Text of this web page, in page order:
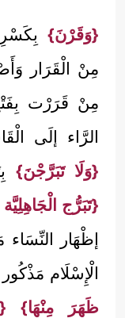
{وَقَرْنَ}بِكَسْرِ
مِنْ الْقَرَار
مِنْ قَرَرْت
الرَّاء إلَى
{وَلَا تَبَرَّجْنَ}
{تَبَرُّج
إظْهَار
الْإِسْلَام
ظَهَرَ مِنْهَا}